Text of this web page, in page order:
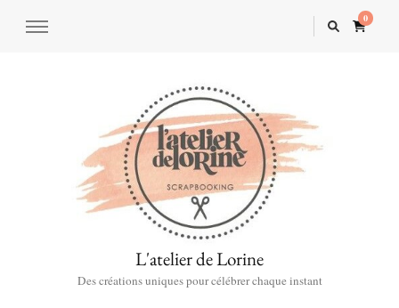
0
L'atelier de Lorine
Des créations uniques pour célébrer chaque instant